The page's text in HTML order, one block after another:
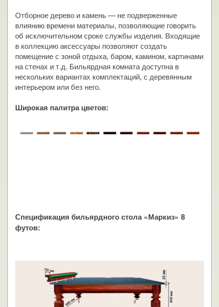
Отборное дерево и камень — не подверженные
влиянию времени материалы, позволяющие говорить
об исключительном сроке службы изделия. Входящие
в коллекцию аксессуары позволяют создать
помещение с зоной отдыха, баром, камином, картинами
на стенах и т.д. Бильярдная комната доступна в
нескольких вариантах комплектаций, с деревянным
интерьером или без него.
Широкая палитра цветов:
Спецификация бильярдного стола «Маркиз» 8
футов: